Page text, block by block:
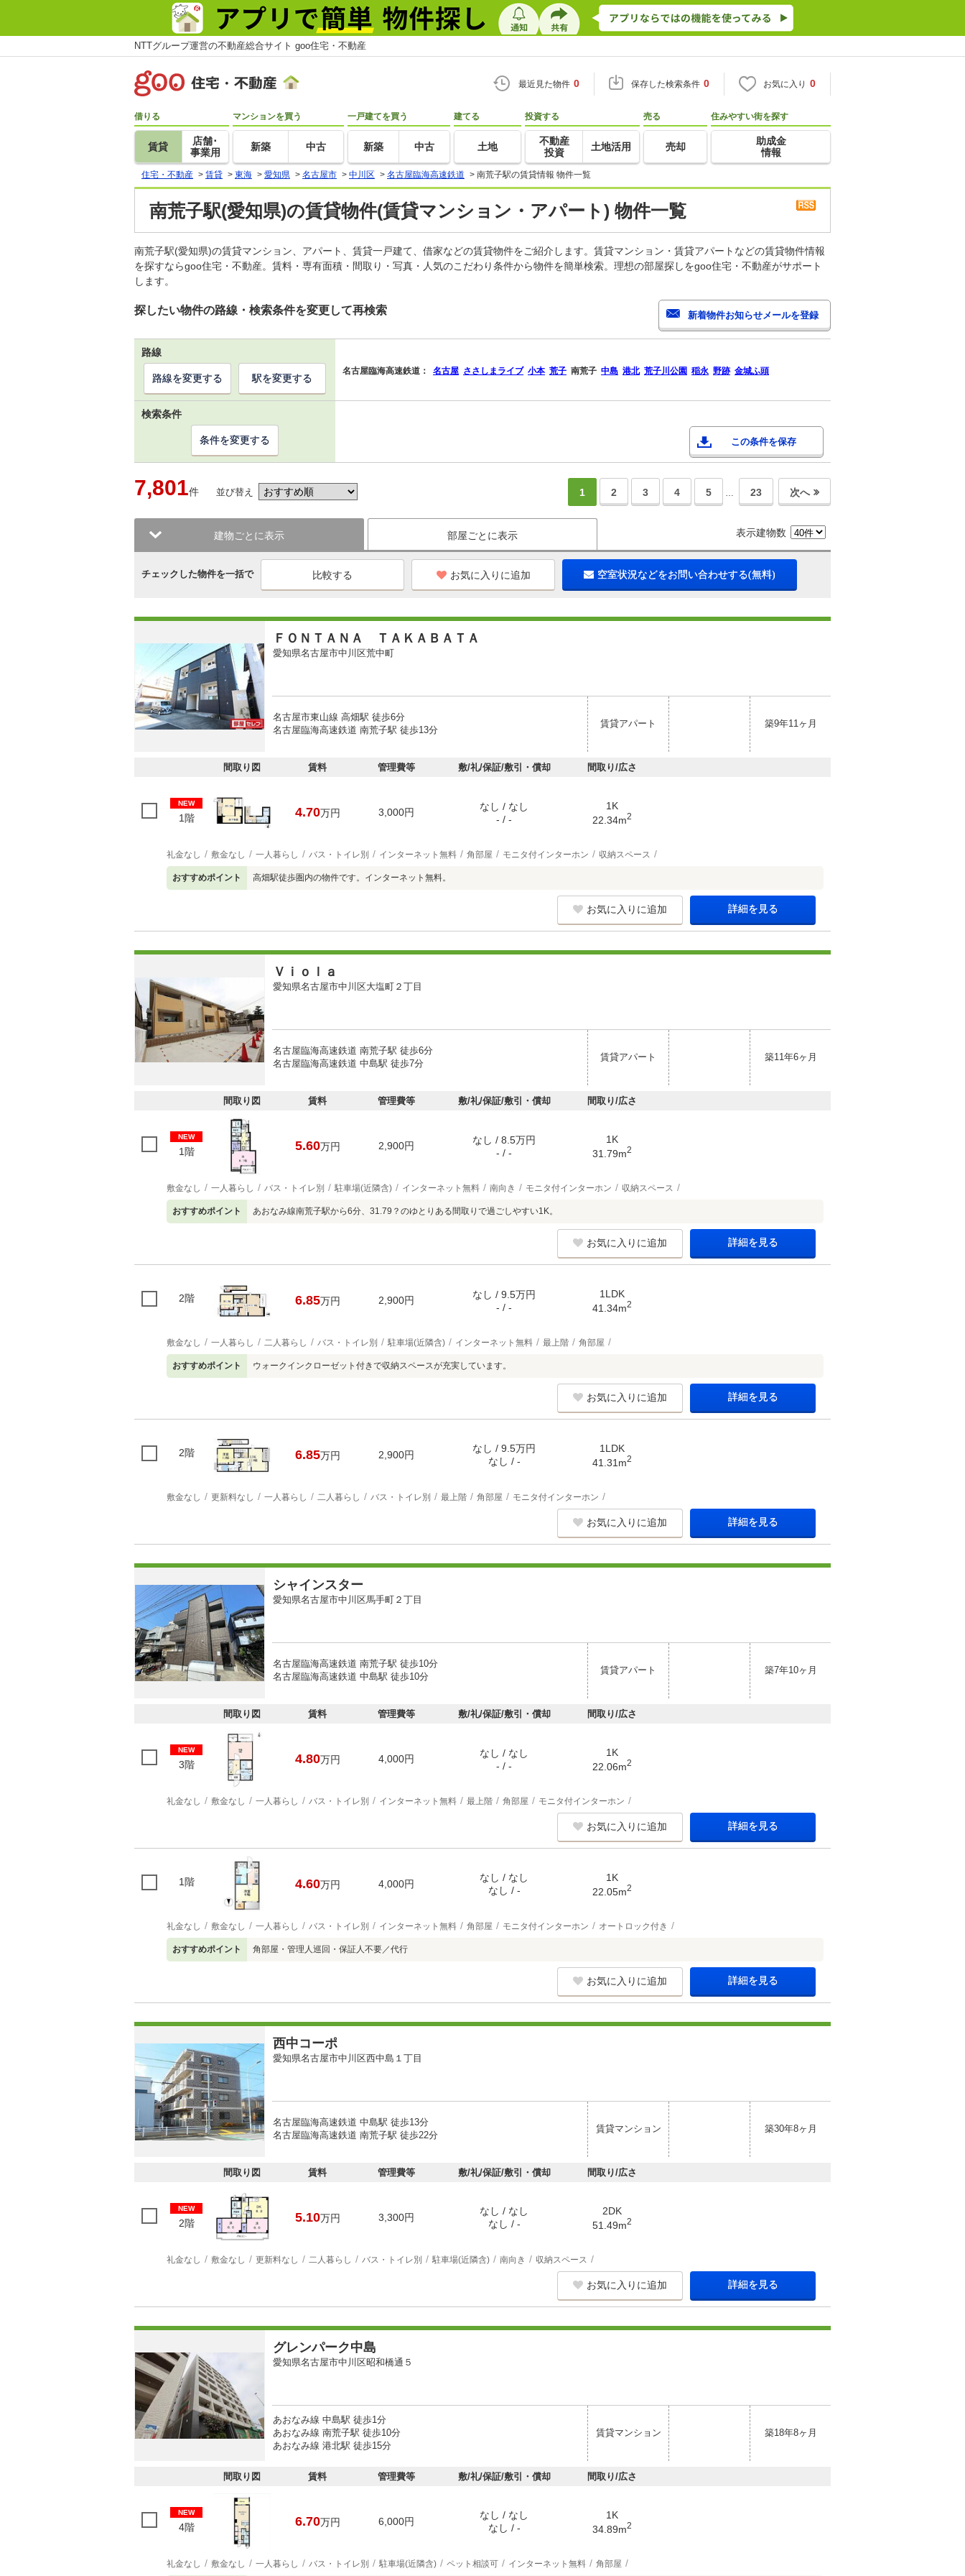
NTTグループ運営の不動産総合サイト goo住宅・不動産
最近見た物件 0 保存した検索条件 0 お気に入り 0
借りる
賃貸
店舗･
事業用
マンションを買う
新築 中古
一戸建てを買う
新築 中古
建てる
土地
投資する
不動産
投資
土地活用
売る
売却
住みやすい街を探す
助成金
情報
住宅・不動産 > 賃貸 > 東海 > 愛知県 > 名古屋市 > 中川区 > 名古屋臨海高速鉄道 > 南荒子駅の賃貸情報 物件一覧
南荒子駅(愛知県)の賃貸物件(賃貸マンション・アパート) 物件一覧
南荒子駅(愛知県)の賃貸マンション、アパート、賃貸一戸建て、借家などの賃貸物件をご紹介します。賃貸マンション・賃貸アパートなどの賃貸物件情報
を探すならgoo住宅・不動産。賃料・専有面積・間取り・写真・人気のこだわり条件から物件を簡単検索。理想の部屋探しをgoo住宅・不動産がサポート
します。
探したい物件の路線・検索条件を変更して再検索
路線
名古屋臨海高速鉄道： 名古屋 ささしまライブ 小本 荒子 南荒子 中島 港北 荒子川公園 稲永 野跡 金城ふ頭
路線を変更する 駅を変更する
検索条件
この条件を保存
条件を変更する
7,801件 並び替え 1 2 3 4 5 … 23 次へ
建物ごとに表示 部屋ごとに表示 表示建物数
チェックした物件を一括で お気に入りに追加 空室状況などをお問い合わせする(無料)
ＦＯＮＴＡＮＡ ＴＡＫＡＢＡＴＡ
愛知県名古屋市中川区荒中町
名古屋市東山線 高畑駅 徒歩6分
名古屋臨海高速鉄道 南荒子駅 徒歩13分
賃貸アパート 築9年11ヶ月
間取り図 賃料 管理費等 敷/礼/保証/敷引・償却 間取り/広さ
NEW
1階 4.70万円 3,000円
なし / なし
- / -
1K
22.34m2
礼金なし 敷金なし 一人暮らし バス・トイレ別 インターネット無料 角部屋 モニタ付インターホン 収納スペース
おすすめポイント 高畑駅徒歩圏内の物件です。インターネット無料。
お気に入りに追加 詳細を見る
Ｖｉｏｌａ
愛知県名古屋市中川区大塩町２丁目
名古屋臨海高速鉄道 南荒子駅 徒歩6分
名古屋臨海高速鉄道 中島駅 徒歩7分
賃貸アパート 築11年6ヶ月
間取り図 賃料 管理費等 敷/礼/保証/敷引・償却 間取り/広さ
NEW
1階 5.60万円 2,900円
なし / 8.5万円
- / -
1K
31.79m2
敷金なし 一人暮らし バス・トイレ別 駐車場(近隣含) インターネット無料 南向き モニタ付インターホン 収納スペース
おすすめポイント あおなみ線南荒子駅から6分、31.79？のゆとりある間取りで過ごしやすい1K。
お気に入りに追加 詳細を見る
2階 6.85万円 2,900円
なし / 9.5万円
- / -
1LDK
41.34m2
敷金なし 一人暮らし 二人暮らし バス・トイレ別 駐車場(近隣含) インターネット無料 最上階 角部屋
おすすめポイント ウォークインクローゼット付きで収納スペースが充実しています。
お気に入りに追加 詳細を見る
2階 6.85万円 2,900円
なし / 9.5万円
なし / -
1LDK
41.31m2
敷金なし 更新料なし 一人暮らし 二人暮らし バス・トイレ別 最上階 角部屋 モニタ付インターホン
お気に入りに追加 詳細を見る
シャインスター
愛知県名古屋市中川区馬手町２丁目
名古屋臨海高速鉄道 南荒子駅 徒歩10分
名古屋臨海高速鉄道 中島駅 徒歩10分
賃貸アパート 築7年10ヶ月
間取り図 賃料 管理費等 敷/礼/保証/敷引・償却 間取り/広さ
NEW
3階 4.80万円 4,000円
なし / なし
- / -
1K
22.06m2
礼金なし 敷金なし 一人暮らし バス・トイレ別 インターネット無料 最上階 角部屋 モニタ付インターホン
お気に入りに追加 詳細を見る
1階 4.60万円 4,000円
なし / なし
なし / -
1K
22.05m2
礼金なし 敷金なし 一人暮らし バス・トイレ別 インターネット無料 角部屋 モニタ付インターホン オートロック付き
おすすめポイント 角部屋・管理人巡回・保証人不要／代行
お気に入りに追加 詳細を見る
西中コーポ
愛知県名古屋市中川区西中島１丁目
名古屋臨海高速鉄道 中島駅 徒歩13分
名古屋臨海高速鉄道 南荒子駅 徒歩22分
賃貸マンション 築30年8ヶ月
間取り図 賃料 管理費等 敷/礼/保証/敷引・償却 間取り/広さ
NEW
2階 5.10万円 3,300円
なし / なし
なし / -
2DK
51.49m2
礼金なし 敷金なし 更新料なし 二人暮らし バス・トイレ別 駐車場(近隣含) 南向き 収納スペース
お気に入りに追加 詳細を見る
グレンパーク中島
愛知県名古屋市中川区昭和橋通５
あおなみ線 中島駅 徒歩1分
あおなみ線 南荒子駅 徒歩10分
あおなみ線 港北駅 徒歩15分
賃貸マンション 築18年8ヶ月
間取り図 賃料 管理費等 敷/礼/保証/敷引・償却 間取り/広さ
NEW
4階 6.70万円 6,000円
なし / なし
なし / -
1K
34.89m2
礼金なし 敷金なし 一人暮らし バス・トイレ別 駐車場(近隣含) ペット相談可 インターネット無料 角部屋